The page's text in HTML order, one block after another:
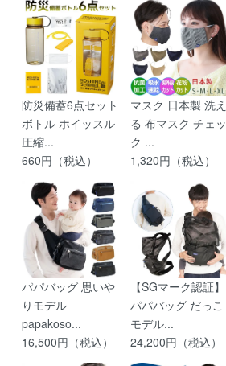
防災備蓄6点セット
ボトル ホイッスル
圧縮...
660円（税込）
マスク 日本製 洗え
る 布マスク チェッ
ク ...
1,320円（税込）
パパバッグ 思いや
りモデル
papakoso...
16,500円（税込）
【SGマーク認証】
パパバッグ だっこ
モデル...
24,200円（税込）